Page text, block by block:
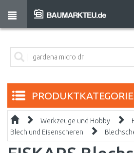
Werkzeuge und Hobby
Blech und Eisenscheren